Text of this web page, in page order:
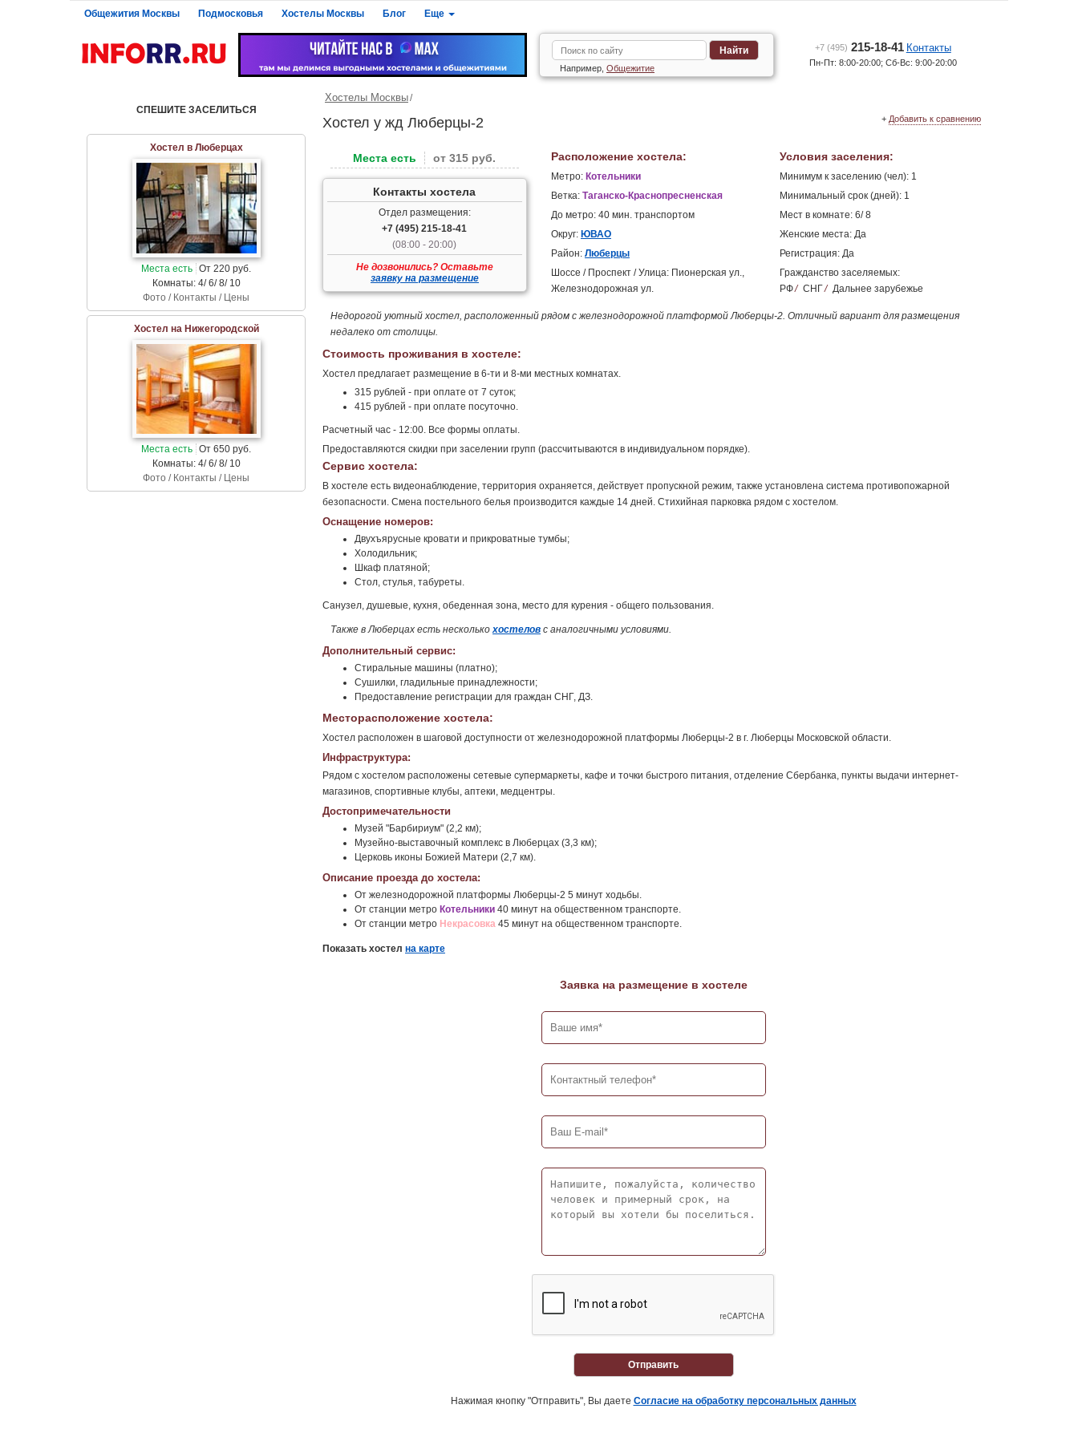
Общежития Москвы Подмосковья Хостелы Москвы Блог Еще
Найти
Например, Общежитие
+7 (495) 215-18-41 Контакты
Пн-Пт: 8:00-20:00; Сб-Вс: 9:00-20:00
СПЕШИТЕ ЗАСЕЛИТЬСЯ
Хостел в Люберцах
Места есть От 220 руб.
Комнаты: 4/ 6/ 8/ 10
Фото / Контакты / Цены
Хостел на Нижегородской
Места есть От 650 руб.
Комнаты: 4/ 6/ 8/ 10
Фото / Контакты / Цены
Хостелы Москвы
Хостел у жд Люберцы-2 + Добавить к сравнению
Места есть от 315 руб.
Контакты хостела
Отдел размещения:
+7 (495) 215-18-41
(08:00 - 20:00)
Не дозвонились? Оставьте
заявку на размещение
Расположение хостела:
Метро: Котельники
Ветка: Таганско-Краснопресненская
До метро: 40 мин. транспортом
Округ: ЮВАО
Район: Люберцы
Шоссе / Проспект / Улица: Пионерская ул.,
Железнодорожная ул.
Условия заселения:
Минимум к заселению (чел): 1
Минимальный срок (дней): 1
Мест в комнате: 6/ 8
Женские места: Да
Регистрация: Да
Гражданство заселяемых:
РФ/ СНГ/ Дальнее зарубежье
Недорогой уютный хостел, расположенный рядом с железнодорожной платформой Люберцы-2. Отличный вариант для размещения
недалеко от столицы.
Стоимость проживания в хостеле:
Хостел предлагает размещение в 6-ти и 8-ми местных комнатах.
315 рублей - при оплате от 7 суток;
415 рублей - при оплате посуточно.
Расчетный час - 12:00. Все формы оплаты.
Предоставляются скидки при заселении групп (рассчитываются в индивидуальном порядке).
Сервис хостела:
В хостеле есть видеонаблюдение, территория охраняется, действует пропускной режим, также установлена система противопожарной
безопасности. Смена постельного белья производится каждые 14 дней. Стихийная парковка рядом с хостелом.
Оснащение номеров:
Двухъярусные кровати и прикроватные тумбы;
Холодильник;
Шкаф платяной;
Стол, стулья, табуреты.
Санузел, душевые, кухня, обеденная зона, место для курения - общего пользования.
Также в Люберцах есть несколькохостелов с аналогичными условиями.
Дополнительный сервис:
Стиральные машины (платно);
Сушилки, гладильные принадлежности;
Предоставление регистрации для граждан СНГ, ДЗ.
Месторасположение хостела:
Хостел расположен в шаговой доступности от железнодорожной платформы Люберцы-2 в г. Люберцы Московской области.
Инфраструктура:
Рядом с хостелом расположены сетевые супермаркеты, кафе и точки быстрого питания, отделение Сбербанка, пункты выдачи интернет-
магазинов, спортивные клубы, аптеки, медцентры.
Достопримечательности
Музей "Барбириум" (2,2 км);
Музейно-выставочный комплекс в Люберцах (3,3 км);
Церковь иконы Божией Матери (2,7 км).
Описание проезда до хостела:
От железнодорожной платформы Люберцы-2 5 минут ходьбы.
От станции метро Котельники 40 минут на общественном транспорте.
От станции метро Некрасовка 45 минут на общественном транспорте.
Показать хостел на карте
Заявка на размещение в хостеле
Отправить
Нажимая кнопку "Отправить", Вы даете Согласие на обработку персональных данных